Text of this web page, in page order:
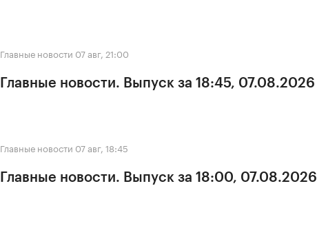
Главные новости 07 авг, 21:00
Главные новости. Выпуск за 18:45, 07.08.2026
Главные новости 07 авг, 18:45
Главные новости. Выпуск за 18:00, 07.08.2026